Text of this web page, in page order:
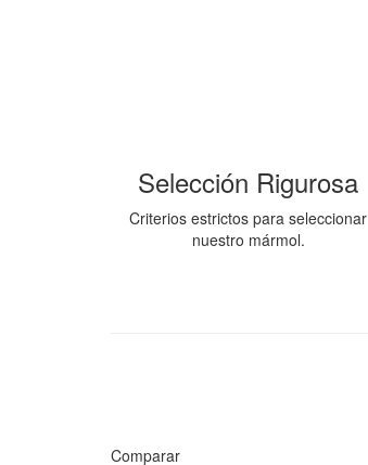
Selección Rigurosa
Criterios estrictos para seleccionar
nuestro mármol.
Comparar